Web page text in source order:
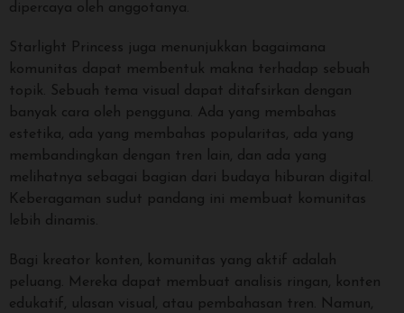
dipercaya oleh anggotanya.
Starlight Princess juga menunjukkan bagaimana
komunitas dapat membentuk makna terhadap sebuah
topik. Sebuah tema visual dapat ditafsirkan dengan
banyak cara oleh pengguna. Ada yang membahas
estetika, ada yang membahas popularitas, ada yang
membandingkan dengan tren lain, dan ada yang
melihatnya sebagai bagian dari budaya hiburan digital.
Keberagaman sudut pandang ini membuat komunitas
lebih dinamis.
Bagi kreator konten, komunitas yang aktif adalah
peluang. Mereka dapat membuat analisis ringan, konten
edukatif, ulasan visual, atau pembahasan tren. Namun,